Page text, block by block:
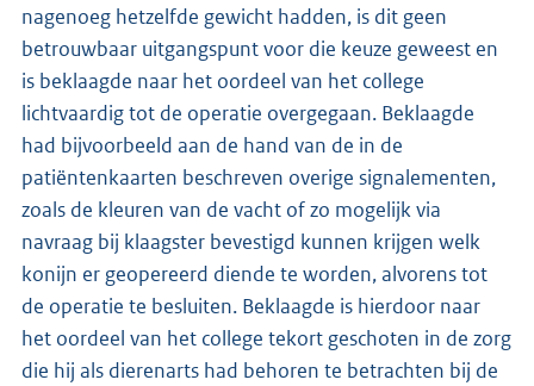
nagenoeg hetzelfde gewicht hadden, is dit geen
betrouwbaar uitgangspunt voor die keuze geweest en
is beklaagde naar het oordeel van het college
lichtvaardig tot de operatie overgegaan. Beklaagde
had bijvoorbeeld aan de hand van de in de
patiëntenkaarten beschreven overige signalementen,
zoals de kleuren van de vacht of zo mogelijk via
navraag bij klaagster bevestigd kunnen krijgen welk
konijn er geopereerd diende te worden, alvorens tot
de operatie te besluiten. Beklaagde is hierdoor naar
het oordeel van het college tekort geschoten in de zorg
die hij als dierenarts had behoren te betrachten bij de